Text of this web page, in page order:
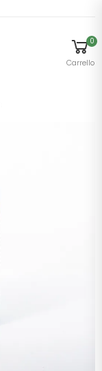
0
Carrello